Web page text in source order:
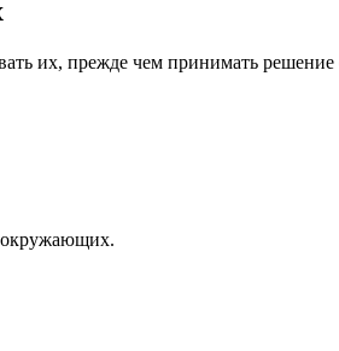
их, прежде чем принимать решение
окружающих.